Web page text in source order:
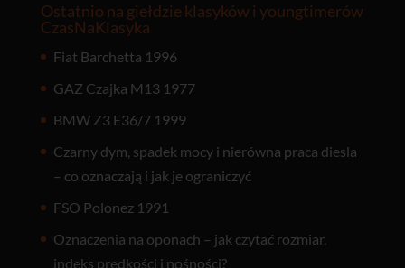
Ostatnio na giełdzie klasyków i youngtimerów
CzasNaKlasyka
Fiat Barchetta 1996
GAZ Czajka M13 1977
BMW Z3 E36/7 1999
Czarny dym, spadek mocy i nierówna praca diesla
– co oznaczają i jak je ograniczyć
FSO Polonez 1991
Oznaczenia na oponach – jak czytać rozmiar,
indeks prędkości i nośności?